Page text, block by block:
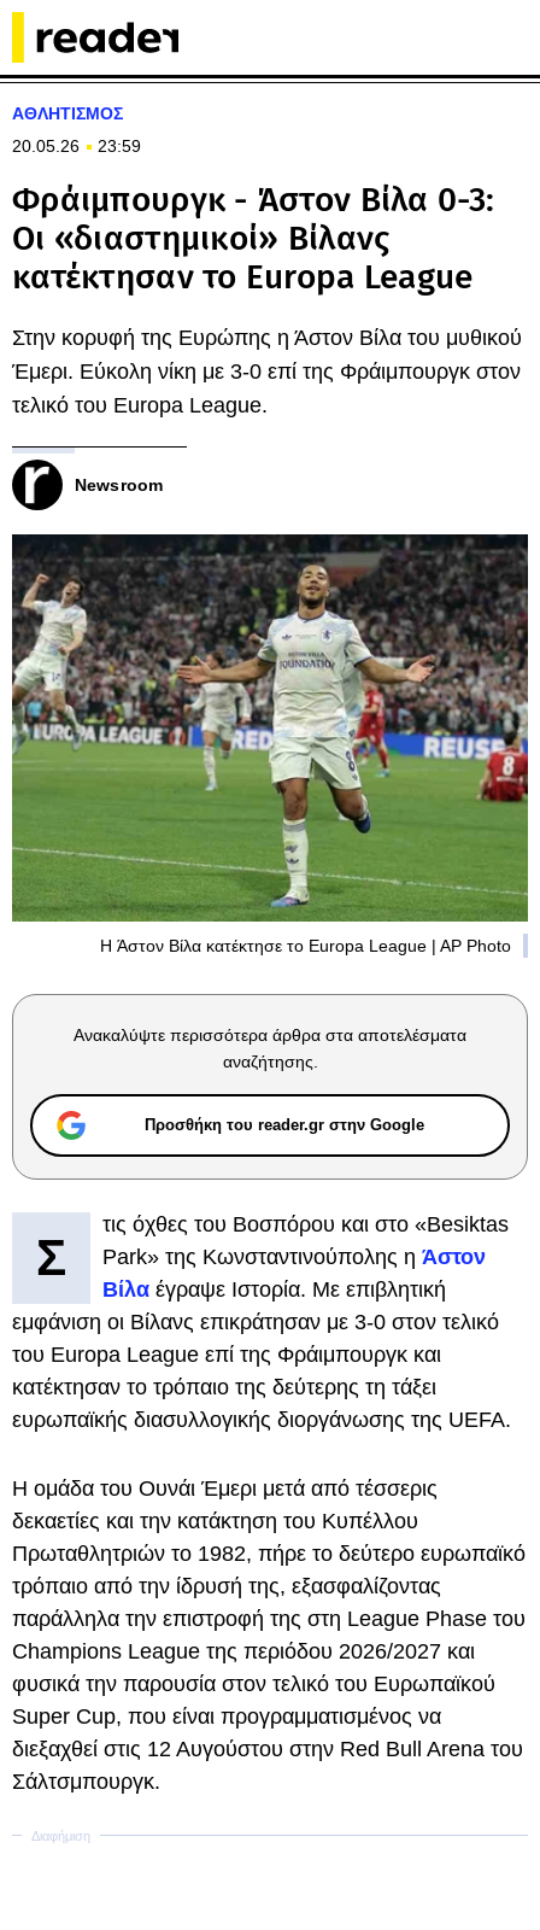
ΑΘΛΗΤΙΣΜΟΣ
20.05.26
23:59
Φράιμπουργκ - Άστον Βίλα 0-3:
Οι «διαστημικοί» Βίλανς
κατέκτησαν το Europa League
Στην κορυφή της Ευρώπης η Άστον Βίλα του μυθικού
Έμερι. Εύκολη νίκη με 3-0 επί της Φράιμπουργκ στον
τελικό του Europa League.
Newsroom
H Άστον Βίλα κατέκτησε το Europa League | AP Photo
Ανακαλύψτε περισσότερα άρθρα στα αποτελέσματα
αναζήτησης.
Προσθήκη του reader.gr στην Google
Σ
τις όχθες του Βοσπόρου και στο «Besiktas
Park» της Κωνσταντινούπολης η Άστον
Βίλα έγραψε Ιστορία. Με επιβλητική
εμφάνιση οι Βίλανς επικράτησαν με 3-0 στον τελικό
του Europa League επί της Φράιμπουργκ και
κατέκτησαν το τρόπαιο της δεύτερης τη τάξει
ευρωπαϊκής διασυλλογικής διοργάνωσης της UEFA.
Η ομάδα του Ουνάι Έμερι μετά από τέσσερις
δεκαετίες και την κατάκτηση του Κυπέλλου
Πρωταθλητριών το 1982, πήρε το δεύτερο ευρωπαϊκό
τρόπαιο από την ίδρυσή της, εξασφαλίζοντας
παράλληλα την επιστροφή της στη League Phase του
Champions League της περιόδου 2026/2027 και
φυσικά την παρουσία στον τελικό του Ευρωπαϊκού
Super Cup, που είναι προγραμματισμένος να
διεξαχθεί στις 12 Αυγούστου στην Red Bull Arena του
Σάλτσμπουργκ.